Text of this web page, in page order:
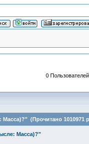
0
(Прочитано 1010971
Масса)?"